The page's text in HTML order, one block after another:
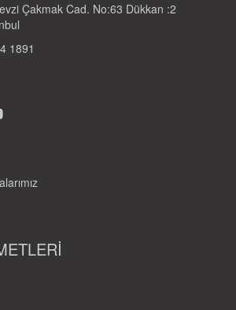
Çakmak Cad. No:63 Dükkan :2
1891